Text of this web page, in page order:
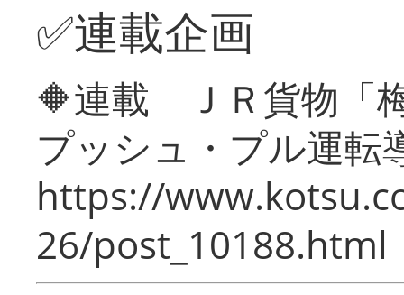
✅連載企画
🔶連載 ＪＲ貨物「
プッシュ・プル運転
https://
26/post_10188.html